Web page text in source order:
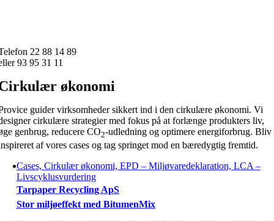
22 88 14 89
93 95 31 11
økonomi
guider virksomheder sikkert ind i den cirkulære økonomi. Vi
cirkulære strategier med fokus på at forlænge produkters liv,
genbrug, reducere CO2-udledning og optimere energiforbrug. Bliv
af vores cases og tag springet mod en bæredygtig fremtid.
Cases, Cirkulær økonomi, EPD – Miljøvaredeklaration, LCA –
Livscyklusvurdering
Tarpaper Recycling ApS
Stor miljøeffekt med BitumenMix